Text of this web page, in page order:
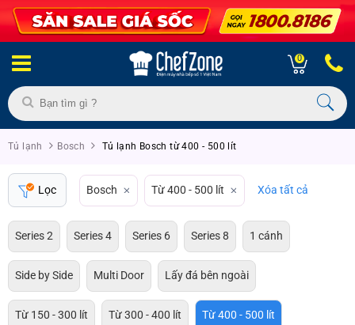
0
Tủ lạnh Bosch Tủ lạnh Bosch từ 400 - 500 lít
Lọc Bosch Từ 400 - 500 lít Xóa tất cả
Series 2 Series 4 Series 6 Series 8 1 cánh
Side by Side Multi Door Lấy đá bên ngoài
Từ 150 - 300 lít Từ 300 - 400 lít Từ 400 - 500 lít